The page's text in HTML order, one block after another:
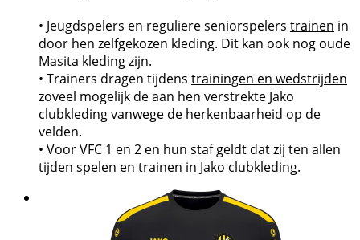
• Jeugdspelers en reguliere seniorspelers trainen in
door hen zelfgekozen kleding. Dit kan ook nog oude
Masita kleding zijn.
• Trainers dragen tijdens trainingen en wedstrijden
zoveel mogelijk de aan hen verstrekte Jako
clubkleding vanwege de herkenbaarheid op de
velden.
• Voor VFC 1 en 2 en hun staf geldt dat zij ten allen
tijden spelen en trainen in Jako clubkleding.